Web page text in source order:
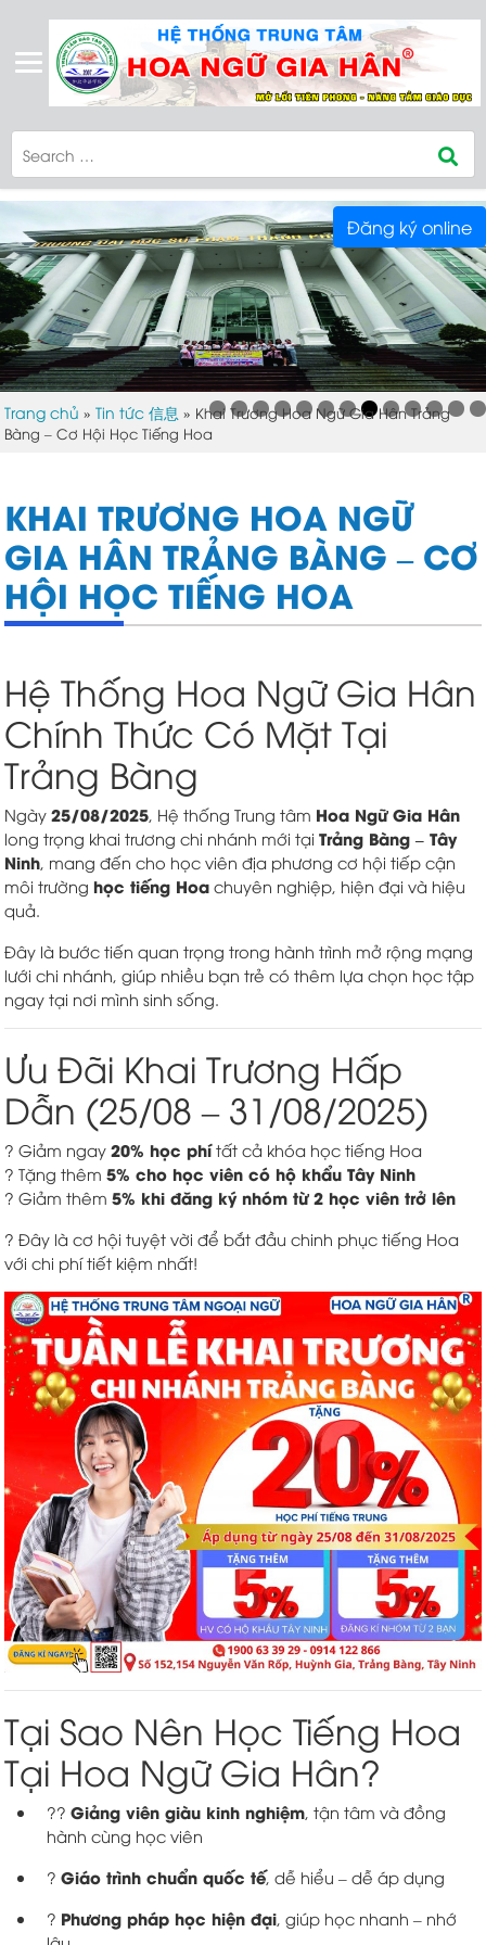
Trang chủ »Tin tức 信息 » Khai Trương Hoa Ngữ Gia Hân Trảng
Bàng – Cơ Hội Học Tiếng Hoa
KHAI TRƯƠNG HOA NGỮ
GIA HÂN TRẢNG BÀNG – CƠ
HỘI HỌC TIẾNG HOA
Hệ Thống Hoa Ngữ Gia Hân
Chính Thức Có Mặt Tại
Trảng Bàng
Ngày25/08/2025, Hệ thống Trung tâm Hoa Ngữ Gia Hân
long trọng khai trương chi nhánh mới tạiTrảng Bàng – Tây
Ninh, mang đến cho học viên địa phương cơ hội tiếp cận
môi trườnghọc tiếng Hoa chuyên nghiệp, hiện đại và hiệu
quả.
Đây là bước tiến quan trọng trong hành trình mở rộng mạng
lưới chi nhánh, giúp nhiều bạn trẻ có thêm lựa chọn học tập
ngay tại nơi mình sinh sống.
Ưu Đãi Khai Trương Hấp
Dẫn (25/08 – 31/08/2025)
? Giảm ngay20% học phítất cả khóa học tiếng Hoa
? Tặng thêm5% cho học viên có hộ khẩu Tây Ninh
? Giảm thêm5% khi đăng ký nhóm từ 2 học viên trở lên
? Đây là cơ hội tuyệt vời để bắt đầu chinh phục tiếng Hoa
với chi phí tiết kiệm nhất!
Tại Sao Nên Học Tiếng Hoa
Tại Hoa Ngữ Gia Hân?
?‍?Giảng viên giàu kinh nghiệm, tận tâm và đồng
hành cùng học viên
?Giáo trình chuẩn quốc tế, dễ hiểu – dễ áp dụng
? Phương pháp học hiện đại, giúp học nhanh – nhớ
Đăng ký online